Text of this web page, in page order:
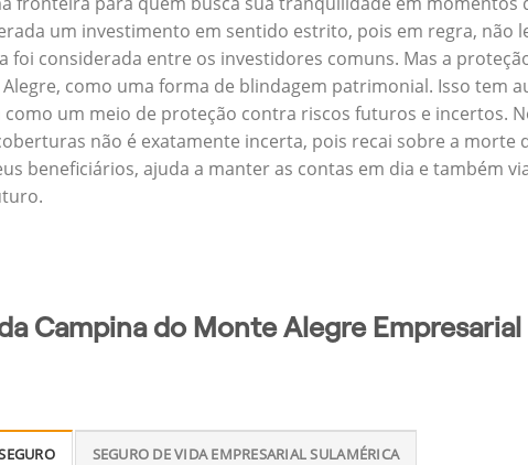
um investimento em sentido estrito, pois em regra, não
foi considerada entre os investidores comuns. Mas a
como uma forma de blindagem patrimonial. Isso tem
um meio de proteção contra riscos futuros e incertos.
não é exatamente incerta, pois recai sobre a
beneficiários, ajuda a manter as contas em dia e também
Campina do Monte Alegre
SEGURO DE VIDA EMPRESARIAL SULAMÉRICA